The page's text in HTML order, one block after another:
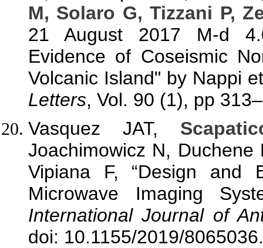
M, Solaro G, Tizzani P,
21 August 2017 M-d
Evidence of Coseismic
Volcanic Island" by Nappi
Letters, Vol. 90 (1), pp
Vasquez JAT,
Joachimowicz N,
Vipiana F, “Design and
Microwave Imaging
International Journal of
doi: 10.1155/2019/8065036.